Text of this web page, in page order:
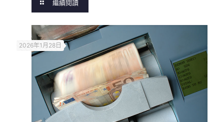
繼續閱讀
2026年1月28日